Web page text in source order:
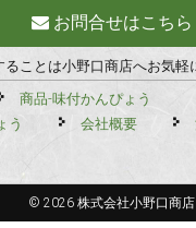
お問合せはこちら
ことは小野口商店へお気軽
商品-味付かんぴょう
う
会社概要
© 2026 株式会社小野口商店